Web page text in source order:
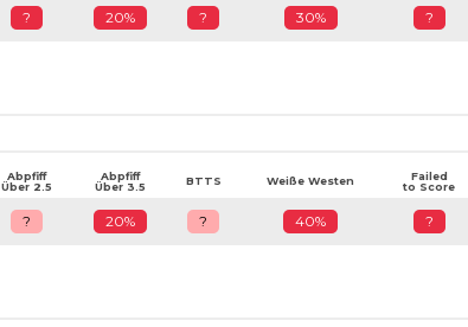
? 20% ? 30% ?
Abpfiff
Über 2.5
Abpfiff
Über 3.5
BTTS Weiße Westen
Failed
to Score
? 20% ? 40% ?